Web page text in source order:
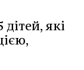
які